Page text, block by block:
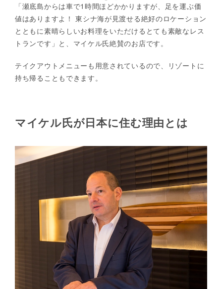
「瀬底島からは車で1時間ほどかかりますが、足を運ぶ価
値はありますよ！ 東シナ海が見渡せる絶好のロケーション
とともに素晴らしいお料理をいただけるとても素敵なレス
トランです」と、マイケル氏絶賛のお店です。
テイクアウトメニューも用意されているので、リゾートに
持ち帰ることもできます。
マイケル氏が日本に住む理由とは